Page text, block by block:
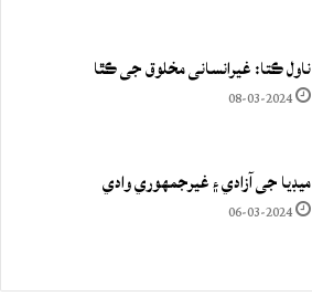
ناول ڪتا: غيرانساني مخلوق جي ڪٿا
08-03-2024
ميڊيا جي آزادي ۽ غيرجمھوري وادي
06-03-2024